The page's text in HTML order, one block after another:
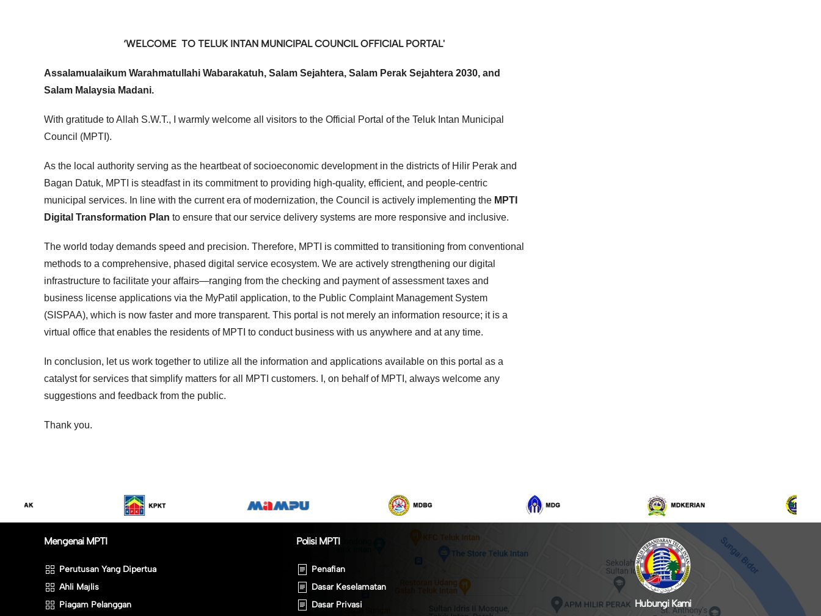
‘WELCOME TO TELUK INTAN MUNICIPAL COUNCIL OFFICIAL PORTAL'
Assalamualaikum Warahmatullahi Wabarakatuh, Salam Sejahtera, Salam Perak Sejahtera 2030, and
Salam Malaysia Madani.
With gratitude to Allah S.W.T., I warmly welcome all visitors to the Official Portal of the Teluk Intan Municipal
Council (MPTI).
As the local authority serving as the heartbeat of socioeconomic development in the districts of Hilir Perak and
Bagan Datuk, MPTI is steadfast in its commitment to providing high-quality, efficient, and people-centric
municipal services. In line with the current era of modernization, the Council is actively implementing the MPTI
Digital Transformation Plan to ensure that our service delivery systems are more responsive and inclusive.
The world today demands speed and precision. Therefore, MPTI is committed to transitioning from conventional
methods to a comprehensive, phased digital service ecosystem. We are actively strengthening our digital
infrastructure to facilitate your affairs—ranging from the checking and payment of assessment taxes and
business license applications via the MyPatil application, to the Public Complaint Management System
(SISPAA), which is now faster and more transparent. This portal is not merely an information resource; it is a
virtual office that enables the residents of MPTI to conduct business with us anywhere and at any time.
In conclusion, let us work together to utilize all the information and applications available on this portal as a
catalyst for services that simplify matters for all MPTI customers. I, on behalf of MPTI, always welcome any
suggestions and feedback from the public.
Thank you.
Mengenai MPTI
Perutusan Yang Dipertua
Ahli Majlis
Piagam Pelanggan
Polisi MPTI
Penafian
Dasar Keselamatan
Dasar Privasi
Hubungi Kami